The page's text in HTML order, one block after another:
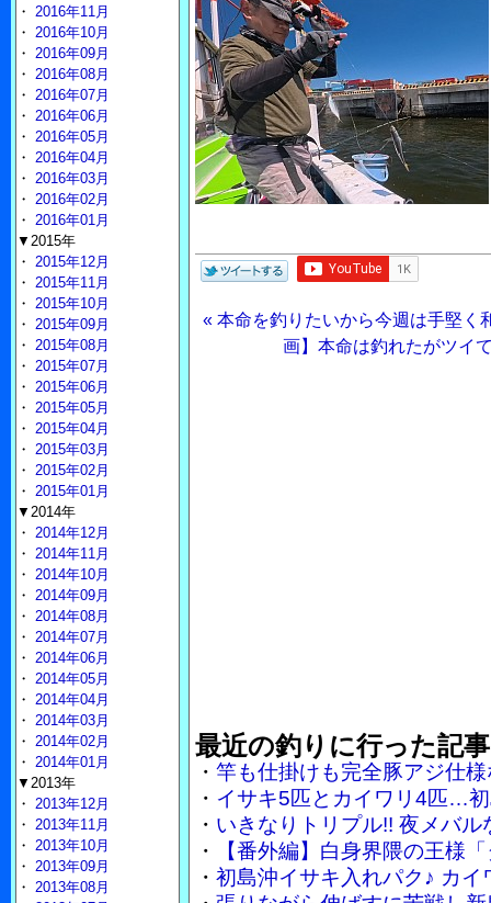
« 本命を釣りたいから今週は手堅く
画】本命は釣れたがツイ
最近の釣りに行った記事
・ 竿も仕掛けも完全豚アジ仕
・ イサキ5匹とカイワリ4匹…
・ いきなりトリプル!! 夜メバ
・
【番外編】白身界隈の王様
・ 初島沖イサキ入れパク♪ カ
・ 2016年11月
・ 2016年10月
・ 2016年09月
・ 2016年08月
・ 2016年07月
・ 2016年06月
・ 2016年05月
・ 2016年04月
・ 2016年03月
・ 2016年02月
・ 2016年01月
▼2015年
・ 2015年12月
・ 2015年11月
・ 2015年10月
・ 2015年09月
・ 2015年08月
・ 2015年07月
・ 2015年06月
・ 2015年05月
・ 2015年04月
・ 2015年03月
・ 2015年02月
・ 2015年01月
▼2014年
・ 2014年12月
・ 2014年11月
・ 2014年10月
・ 2014年09月
・ 2014年08月
・ 2014年07月
・ 2014年06月
・ 2014年05月
・ 2014年04月
・ 2014年03月
・ 2014年02月
・ 2014年01月
▼2013年
・ 2013年12月
・ 2013年11月
・ 2013年10月
・ 2013年09月
・ 2013年08月